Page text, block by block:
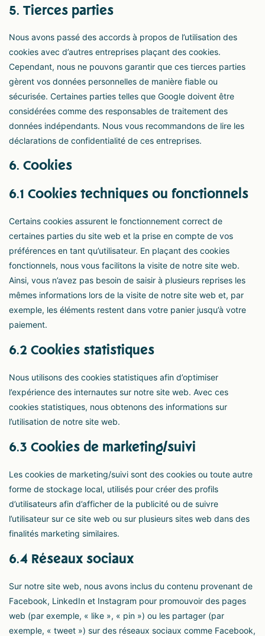
5. Tierces parties
Nous avons passé des accords à propos de l’utilisation des
cookies avec d’autres entreprises plaçant des cookies.
Cependant, nous ne pouvons garantir que ces tierces parties
gèrent vos données personnelles de manière fiable ou
sécurisée. Certaines parties telles que Google doivent être
considérées comme des responsables de traitement des
données indépendants. Nous vous recommandons de lire les
déclarations de confidentialité de ces entreprises.
6. Cookies
6.1 Cookies techniques ou fonctionnels
Certains cookies assurent le fonctionnement correct de
certaines parties du site web et la prise en compte de vos
préférences en tant qu’utilisateur. En plaçant des cookies
fonctionnels, nous vous facilitons la visite de notre site web.
Ainsi, vous n’avez pas besoin de saisir à plusieurs reprises les
mêmes informations lors de la visite de notre site web et, par
exemple, les éléments restent dans votre panier jusqu’à votre
paiement.
6.2 Cookies statistiques
Nous utilisons des cookies statistiques afin d’optimiser
l’expérience des internautes sur notre site web. Avec ces
cookies statistiques, nous obtenons des informations sur
l’utilisation de notre site web.
6.3 Cookies de marketing/suivi
Les cookies de marketing/suivi sont des cookies ou toute autre
forme de stockage local, utilisés pour créer des profils
d’utilisateurs afin d’afficher de la publicité ou de suivre
l’utilisateur sur ce site web ou sur plusieurs sites web dans des
finalités marketing similaires.
6.4 Réseaux sociaux
Sur notre site web, nous avons inclus du contenu provenant de
Facebook, LinkedIn et Instagram pour promouvoir des pages
web (par exemple, « like », « pin ») ou les partager (par
exemple, « tweet ») sur des réseaux sociaux comme Facebook,